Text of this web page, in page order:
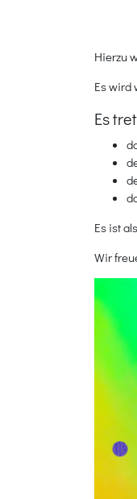
Hierzu
Es wird
Es
Es ist
Wir